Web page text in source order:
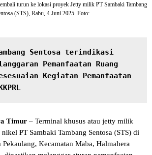
turun ke lokasi proyek Jetty milik PT Sambaki Tambang
(STS), Rabu, 4 Juni 2025. Foto:
Sentosa terindikasi
Pemanfaatan Ruang
Kegiatan Pemanfaatan
Timur – Terminal khusus atau jetty milik
PT Sambaki Tambang Sentosa (STS) di
Kecamatan Maba, Halmahera